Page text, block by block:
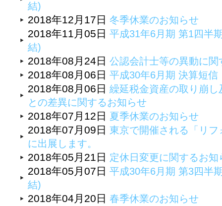
結)
2018年12月17日 冬季休業のお知らせ
2018年11月05日 平成31年6月期 第1四半
結)
2018年08月24日 公認会計士等の異動に関
2018年08月06日 平成30年6月期 決算短
2018年08月06日 繰延税金資産の取り崩
との差異に関するお知らせ
2018年07月12日 夏季休業のお知らせ
2018年07月09日 東京で開催される「リ
に出展します。
2018年05月21日 定休日変更に関するお知
2018年05月07日 平成30年6月期 第3四半
結)
2018年04月20日 春季休業のお知らせ